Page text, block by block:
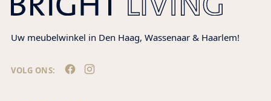
Uw meubelwinkel in Den Haag, Wassenaar & Haarlem!
VOLG ONS: